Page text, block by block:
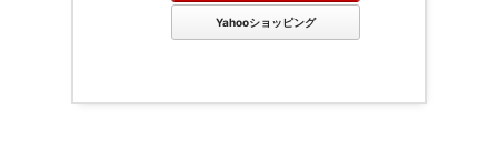
Yahooショッピング